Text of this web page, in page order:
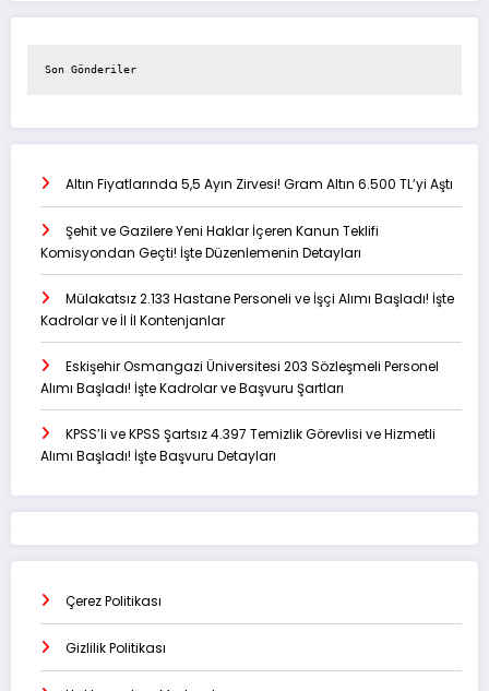
Son Gönderiler
Altın Fiyatlarında 5,5 Ayın Zirvesi! Gram Altın 6.500 TL’yi Aştı
Şehit ve Gazilere Yeni Haklar İçeren Kanun Teklifi
Komisyondan Geçti! İşte Düzenlemenin Detayları
Mülakatsız 2.133 Hastane Personeli ve İşçi Alımı Başladı! İşte
Kadrolar ve İl İl Kontenjanlar
Eskişehir Osmangazi Üniversitesi 203 Sözleşmeli Personel
Alımı Başladı! İşte Kadrolar ve Başvuru Şartları
KPSS’li ve KPSS Şartsız 4.397 Temizlik Görevlisi ve Hizmetli
Alımı Başladı! İşte Başvuru Detayları
Çerez Politikası
Gizlilik Politikası